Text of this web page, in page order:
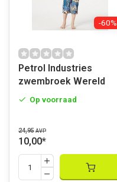
-60%
Petrol Industries
zwembroek Wereld
Op voorraad
24,95 AVP
10,00*